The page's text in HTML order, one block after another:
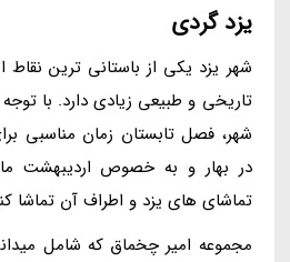
یزد گردی
شهر یزد یکی از باستانی ترین
تاریخی و طبیعی زیادی دارد. با
شهر، فصل تابستان زمان مناسبی
در بهار و به خصوص اردیبهشت
تماشای های یزد و اطراف آن تماشا
مجموعه امیر چخماق که شامل